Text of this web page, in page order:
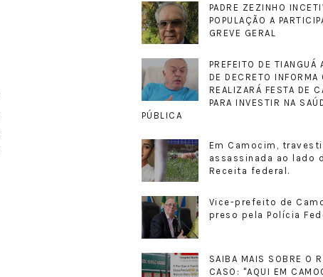
PADRE ZEZINHO
POPULAÇÃO A
GREVE GERAL
PREFEITO DE TIANGUÁ
DE DECRETO INFORMA
REALIZARÁ FESTA DE
PARA INVESTIR NA
PÚBLICA
Em Camocim, travesti
assassinada ao lado
Receita federal.
Vice-prefeito de
preso pela Polícia
SAIBA MAIS SOBRE O
CASO: "AQUI EM